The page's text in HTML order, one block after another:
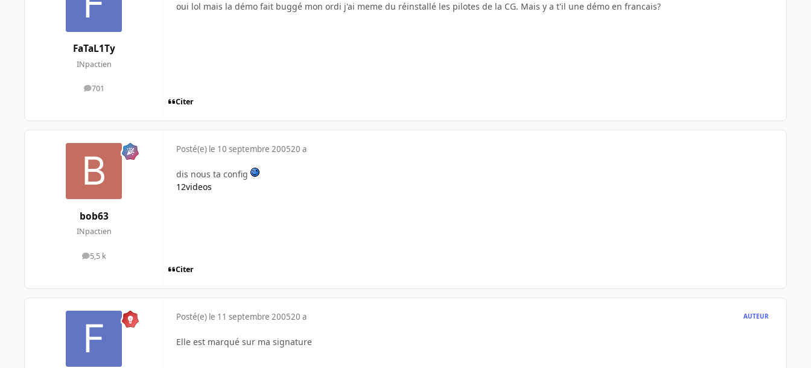
FaTaL1Ty
INpactien
701
messages
oui lol mais la démo fait buggé mon ordi j'ai meme du réinstallé les pilotes de la CG. Mais y a t'il une démo en francais?
Citer
bob63
INpactien
5,5 k
messages
Posté(e) le 10 septembre 200520 a
dis nous ta config
12videos
Citer
Posté(e) le 11 septembre 200520 a AUTEUR
Elle est marqué sur ma signature